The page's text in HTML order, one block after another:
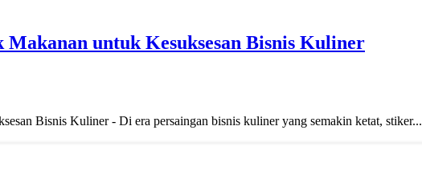
untuk Kesuksesan Bisnis Kuliner
Bisnis Kuliner - Di era persaingan bisnis kuliner yang semakin ketat, stiker...